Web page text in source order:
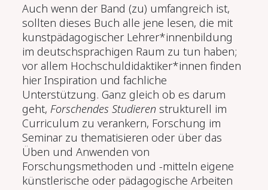
Auch wenn der Band (zu) umfangreich ist,
sollten dieses Buch alle jene lesen, die mit
kunstpädagogischer Lehrer*innenbildung
im deutschsprachigen Raum zu tun haben;
vor allem Hochschuldidaktiker*innen finden
hier Inspiration und fachliche
Unterstützung. Ganz gleich ob es darum
geht, Forschendes Studieren strukturell im
Curriculum zu verankern, Forschung im
Seminar zu thematisieren oder über das
Üben und Anwenden von
Forschungsmethoden und -mitteln eigene
künstlerische oder pädagogische Arbeiten